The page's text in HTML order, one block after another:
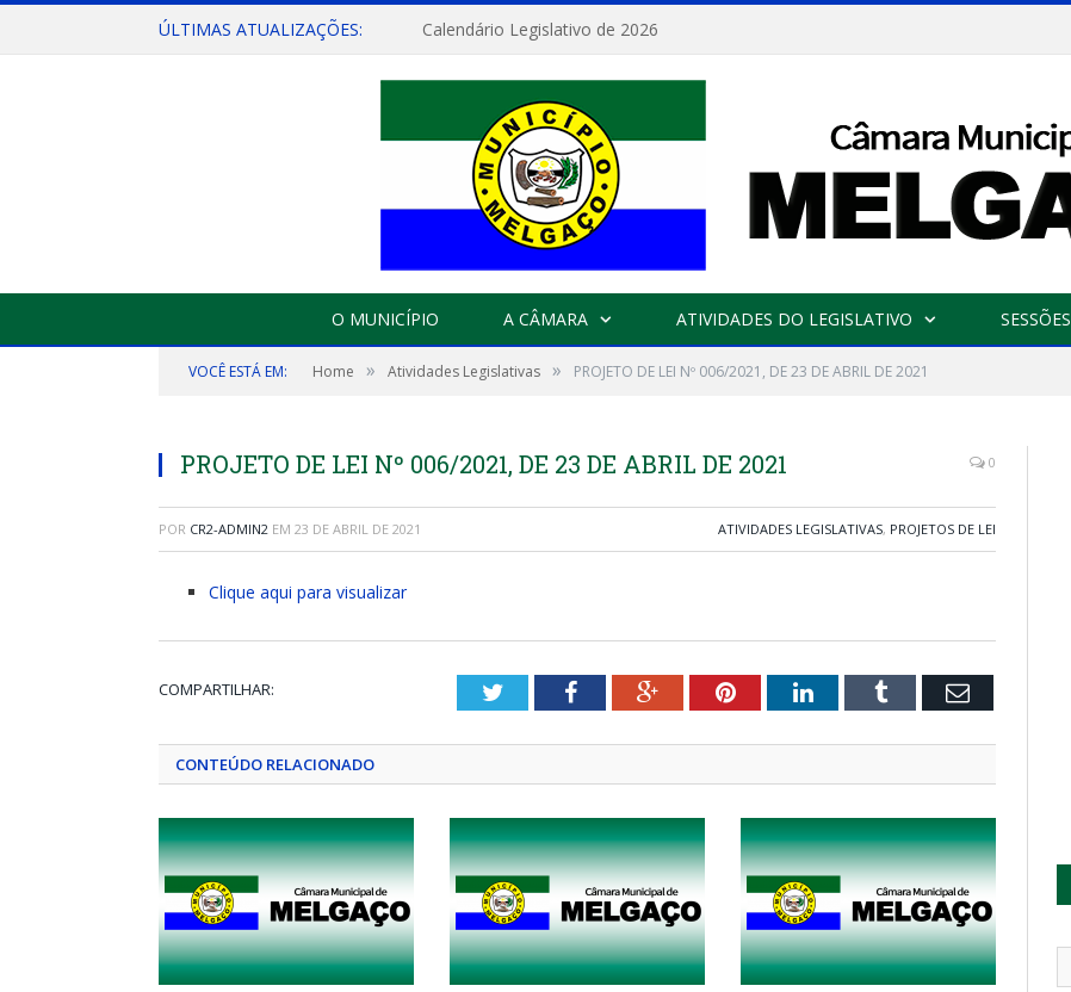
ÚLTIMAS ATUALIZAÇÕES: Calendário Legislativo de 2026
O MUNICÍPIO A CÂMARA ATIVIDADES DO LEGISLATIVO SESSÕES
VOCÊ ESTÁ EM: Home » Atividades Legislativas » PROJETO DE LEI Nº 006/2021, DE 23 DE ABRIL DE 2021
PROJETO DE LEI Nº 006/2021, DE 23 DE ABRIL DE 2021 0
POR CR2-ADMIN2 EM 23 DE ABRIL DE 2021 ATIVIDADES LEGISLATIVAS, PROJETOS DE LEI
Clique aqui para visualizar
COMPARTILHAR: TwitterFacebookGoogle+PinterestLinkedInTumblr Email
CONTEÚDO RELACIONADO